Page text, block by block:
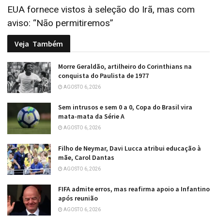
EUA fornece vistos à seleção do Irã, mas com
aviso: “Não permitiremos”
Veja Também
Morre Geraldão, artilheiro do Corinthians na
conquista do Paulista de 1977
AGOSTO 6, 2026
Sem intrusos e sem 0 a 0, Copa do Brasil vira
mata-mata da Série A
AGOSTO 6, 2026
Filho de Neymar, Davi Lucca atribui educação à
mãe, Carol Dantas
AGOSTO 6, 2026
FIFA admite erros, mas reafirma apoio a Infantino
após reunião
AGOSTO 6, 2026